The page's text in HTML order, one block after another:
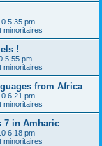
5:35 pm
minoritaires
!
5:55 pm
minoritaires
from Africa
6:21 pm
minoritaires
7 in Amharic
6:18 pm
minoritaires